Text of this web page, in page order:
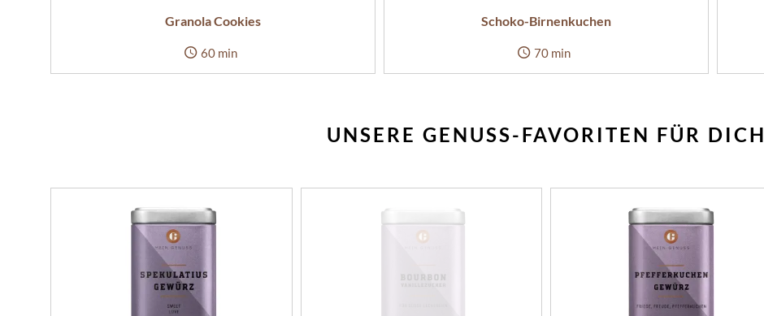
Granola Cookies
60 min
Schoko-Birnenkuchen
70 min
UNSERE GENUSS-FAVORITEN FÜR DICH